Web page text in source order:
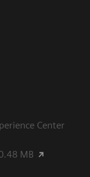
Center
MB